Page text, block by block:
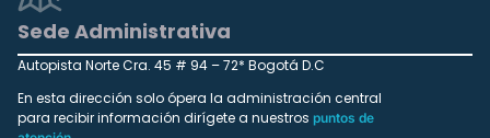
Sede Administrativa
Autopista Norte Cra. 45 # 94 – 72* Bogotá D.C
En esta dirección solo ópera la administración central
para recibir información dirígete a nuestros puntos de